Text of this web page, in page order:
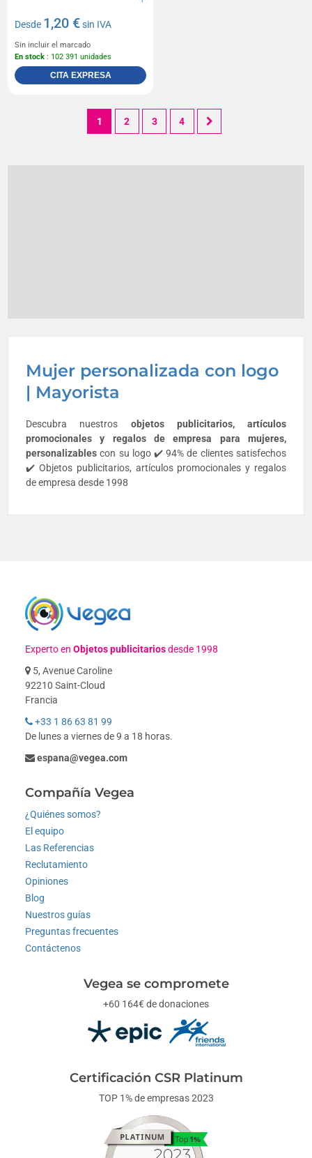
Mujer personalizada con logo
| Mayorista
Descubra nuestros objetos publicitarios, artículos
promocionales y regalos de empresa para mujeres,
personalizables con su logo ✔️ 94% de clientes satisfechos
✔️ Objetos publicitarios, artículos promocionales y regalos
de empresa desde 1998
Desde 1,20 €sin IVA
Sin incluir el marcado
En stock : 102 391 unidades
CITA EXPRESA
1 2 3 4
Experto enObjetos publicitariosdesde 1998
5, Avenue Caroline
92210 Saint-Cloud
Francia
+33 1 86 63 81 99
De lunes a viernes de 9 a 18 horas.
espana@vegea.com
Compañía Vegea
¿Quiénes somos?
El equipo
Las Referencias
Reclutamiento
Opiniones
Blog
Nuestros guías
Preguntas frecuentes
Contáctenos
Vegea se compromete
+60 164€ de donaciones
Certificación CSR Platinum
TOP 1% de empresas 2023